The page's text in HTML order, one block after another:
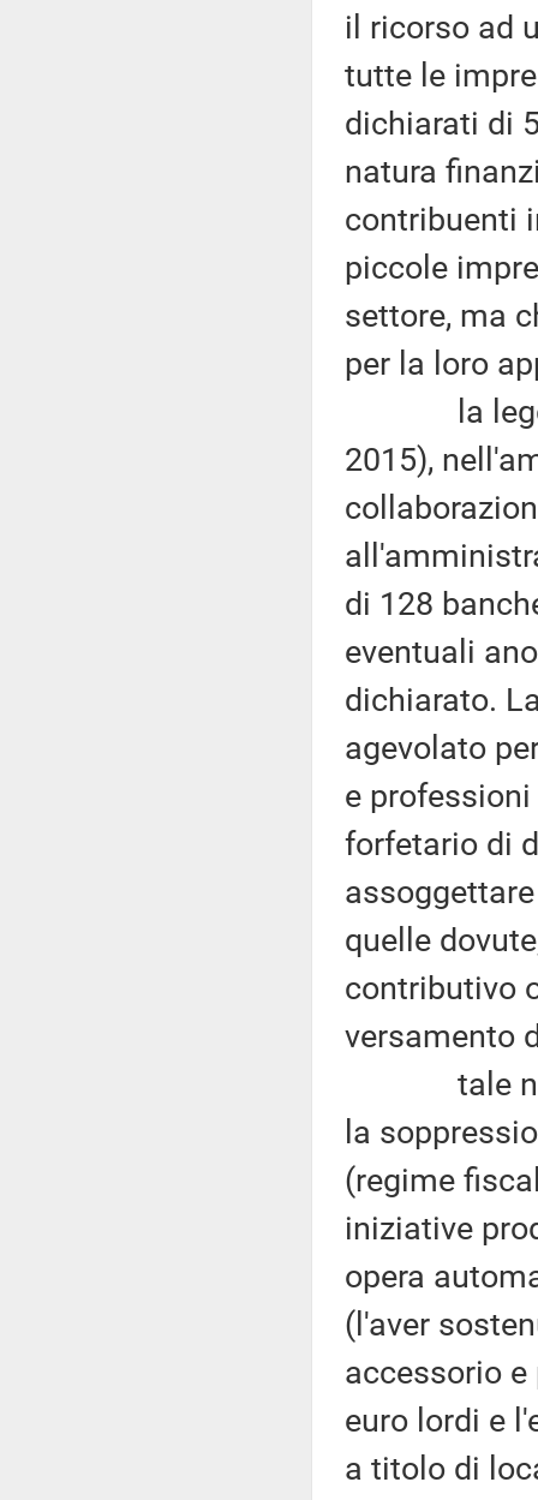
il ricorso ad
tutte le
dichiarati di
natura
contribuenti
piccole
settore, ma
per la loro
la legge
2015),
di 128
eventuali
dichiarato.
agevolato
e
forfetario di
quelle
contributivo
versamento
tale
la
(regime
iniziative
opera
(l'aver
accessorio
euro lordi e
a titolo di